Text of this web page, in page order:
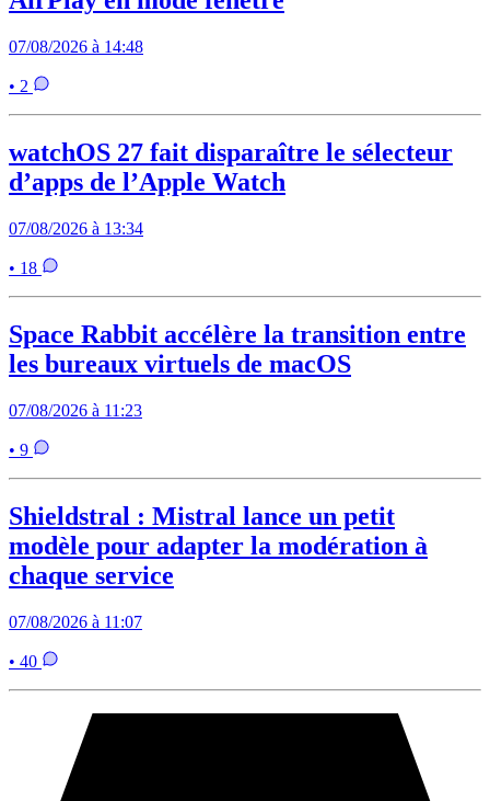
07/08/2026 à 14:48
• 2
watchOS 27 fait disparaître le sélecteur
d’apps de l’Apple Watch
07/08/2026 à 13:34
• 18
Space Rabbit accélère la transition entre
les bureaux virtuels de macOS
07/08/2026 à 11:23
• 9
Shieldstral : Mistral lance un petit
modèle pour adapter la modération à
chaque service
07/08/2026 à 11:07
• 40